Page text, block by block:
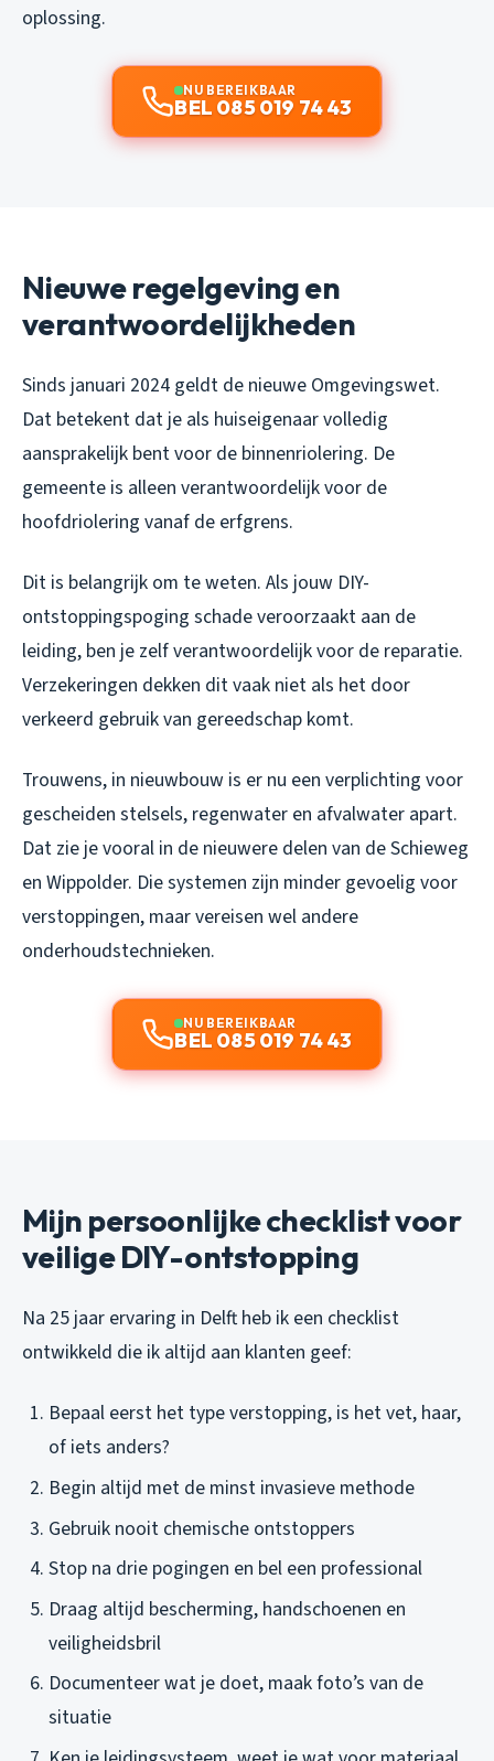
oplossing.
NU BEREIKBAAR
BEL 085 019 74 43
Nieuwe regelgeving en
verantwoordelijkheden
Sinds januari 2024 geldt de nieuwe Omgevingswet.
Dat betekent dat je als huiseigenaar volledig
aansprakelijk bent voor de binnenriolering. De
gemeente is alleen verantwoordelijk voor de
hoofdriolering vanaf de erfgrens.
Dit is belangrijk om te weten. Als jouw DIY-
ontstoppingspoging schade veroorzaakt aan de
leiding, ben je zelf verantwoordelijk voor de reparatie.
Verzekeringen dekken dit vaak niet als het door
verkeerd gebruik van gereedschap komt.
Trouwens, in nieuwbouw is er nu een verplichting voor
gescheiden stelsels, regenwater en afvalwater apart.
Dat zie je vooral in de nieuwere delen van de Schieweg
en Wippolder. Die systemen zijn minder gevoelig voor
verstoppingen, maar vereisen wel andere
onderhoudstechnieken.
NU BEREIKBAAR
BEL 085 019 74 43
Mijn persoonlijke checklist voor
veilige DIY-ontstopping
Na 25 jaar ervaring in Delft heb ik een checklist
ontwikkeld die ik altijd aan klanten geef:
Bepaal eerst het type verstopping, is het vet, haar,
of iets anders?
Begin altijd met de minst invasieve methode
Gebruik nooit chemische ontstoppers
Stop na drie pogingen en bel een professional
Draag altijd bescherming, handschoenen en
veiligheidsbril
Documenteer wat je doet, maak foto’s van de
situatie